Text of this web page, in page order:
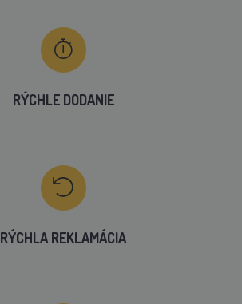
RÝCHLE DODANIE
RÝCHLA REKLAMÁCIA